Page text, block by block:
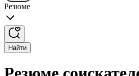
Резюме
Найти